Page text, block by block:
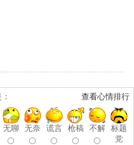
查看心情排行
无聊 无奈 谎言 枪稿 不解
标题
党